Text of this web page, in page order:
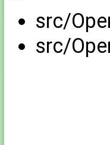
src/
src/